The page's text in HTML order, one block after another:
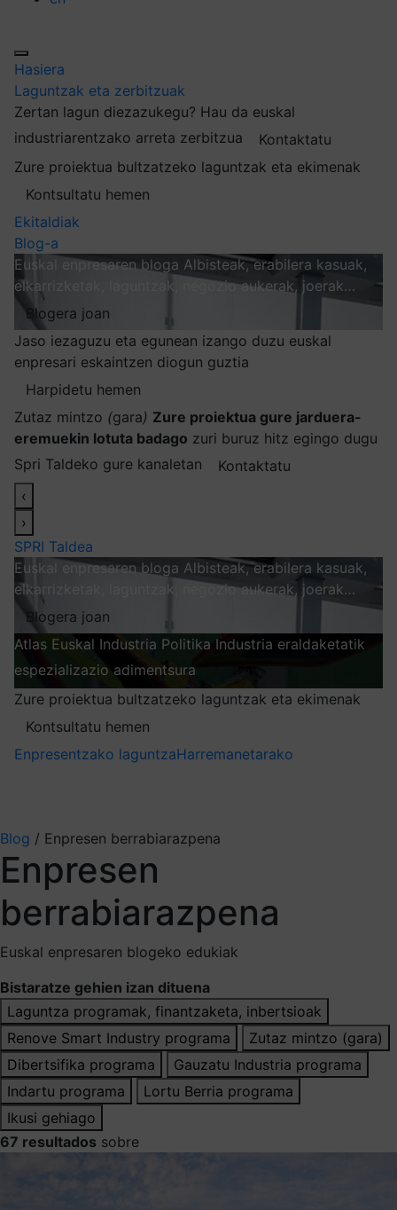
Hasiera
Laguntzak eta zerbitzuak
Zertan lagun diezazukegu? Hau da euskal
industriarentzako arreta zerbitzua
Kontaktatu
Zure proiektua bultzatzeko laguntzak eta ekimenak
Kontsultatu hemen
Ekitaldiak
Blog-a
Euskal enpresaren bloga Albisteak, erabilera kasuak,
elkarrizketak, laguntzak, negozio aukerak, joerak…
Blogera joan
Jaso iezaguzu eta egunean izango duzu euskal
enpresari eskaintzen diogun guztia
Harpidetu hemen
Zutaz mintzo (gara) Zure proiektua gure jarduera-
eremuekin lotuta badago zuri buruz hitz egingo dugu
Spri Taldeko gure kanaletan
Kontaktatu
‹
›
SPRI Taldea
Euskal enpresaren bloga Albisteak, erabilera kasuak,
elkarrizketak, laguntzak, negozio aukerak, joerak…
Blogera joan
Atlas Euskal Industria Politika Industria eraldaketatik
espezializazio adimentsura
Zure proiektua bultzatzeko laguntzak eta ekimenak
Kontsultatu hemen
Enpresentzako laguntzaHarremanetarako
Blog / Enpresen berrabiarazpena
Enpresen
berrabiarazpena
Euskal enpresaren blogeko edukiak
Bistaratze gehien izan dituena
Laguntza programak, finantzaketa, inbertsioak
Renove Smart Industry programa
Zutaz mintzo (gara)
Dibertsifika programa
Gauzatu Industria programa
Indartu programa
Lortu Berria programa
Ikusi gehiago
67 resultados sobre